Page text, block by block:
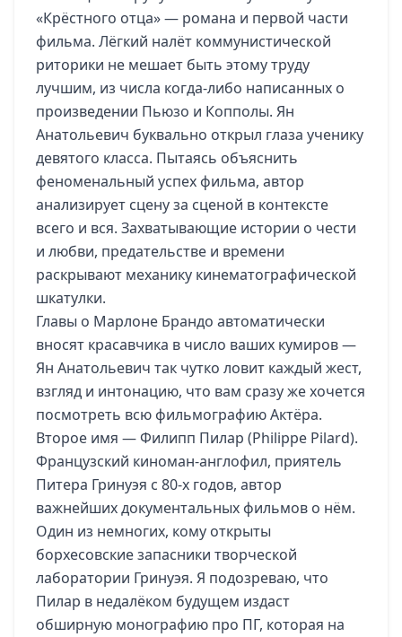
«Крёстного отца» — романа и первой части
фильма. Лёгкий налёт коммунистической
риторики не мешает быть этому труду
лучшим, из числа когда-либо написанных о
произведении Пьюзо и Копполы. Ян
Анатольевич буквально открыл глаза ученику
девятого класса. Пытаясь объяснить
феноменальный успех фильма, автор
анализирует сцену за сценой в контексте
всего и вся. Захватывающие истории о чести
и любви, предательстве и времени
раскрывают механику кинематографической
шкатулки.
Главы о Марлоне Брандо автоматически
вносят красавчика в число ваших кумиров —
Ян Анатольевич так чутко ловит каждый жест,
взгляд и интонацию, что вам сразу же хочется
посмотреть всю фильмографию Актёра.
Второе имя — Филипп Пилар (Philippe Pilard).
Французский киноман-англофил, приятель
Питера Гринуэя с 80-х годов, автор
важнейших документальных фильмов о нём.
Один из немногих, кому открыты
борхесовские запасники творческой
лаборатории Гринуэя. Я подозреваю, что
Пилар в недалёком будущем издаст
обширную монографию про ПГ, которая на